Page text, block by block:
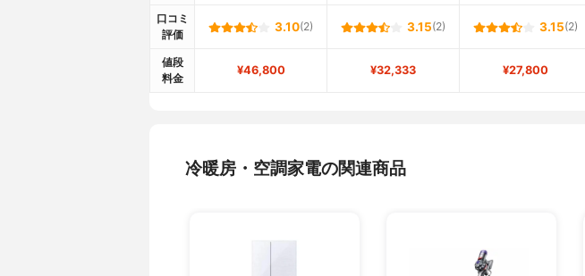
口コミ
評価
3.10(2) 3.15(2) 3.15(2)
値段
料金
¥46,800 ¥32,333 ¥27,800
冷暖房・空調家電の関連商品